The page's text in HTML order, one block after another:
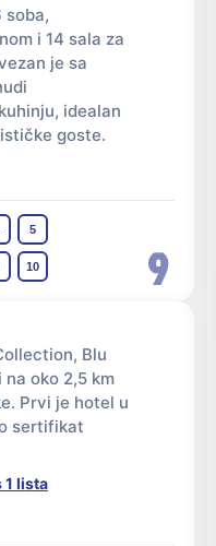
9
soba,
i 14 sala za
je sa
idealan
goste.
5
10
Blu
na oko 2,5 km
Prvi je hotel u
sertifikat
1 lista